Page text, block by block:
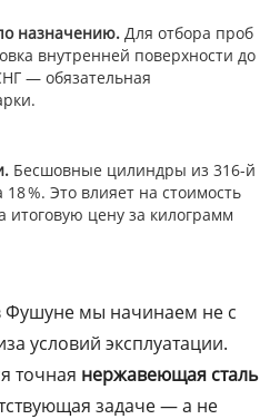
назначению. Для отбора проб
внутренней поверхности до
— обязательная
Бесшовные цилиндры из 316-й
%. Это влияет на стоимость
цену за килограмм
Фушуне мы начинаем не с
условий эксплуатации.
точная нержавеющая сталь
задаче — а не